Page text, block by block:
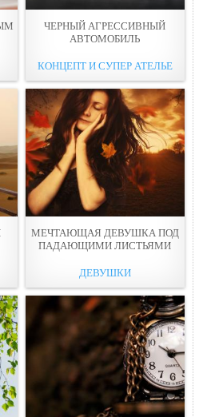
ЧЕРНЫЙ АГРЕССИВНЫЙ
АВТОМОБИЛЬ
КОНЦЕПТ И СУПЕР АТЕЛЬЕ
МЕЧТАЮЩАЯ ДЕВУШКА ПОД
ПАДАЮЩИМИ ЛИСТЬЯМИ
ДЕВУШКИ